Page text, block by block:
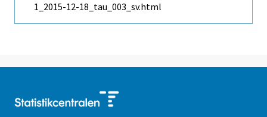
1_2015-12-18_tau_003_sv.html